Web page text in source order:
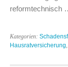
reformtechnisch
Kategorien:
Hausratversicherung